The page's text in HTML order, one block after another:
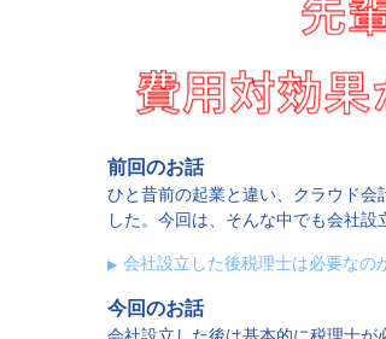
前回のお話
ひと昔前の起業と違い、クラウド会
した。今回は、そんな中でも会社設
会社設立した後税理士は必要なの
今回のお話